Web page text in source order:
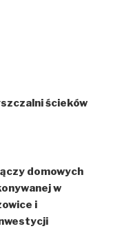
ścieków
domowych
w
i